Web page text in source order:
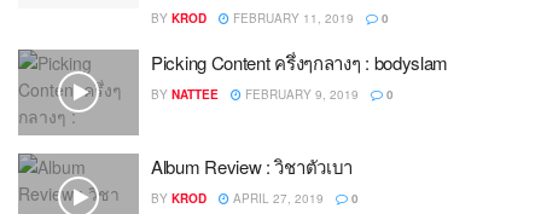
BY KROD FEBRUARY 11, 2019 0
Picking Content ครึ่งๆกลางๆ : bodyslam
BY NATTEE FEBRUARY 9, 2019 0
Album Review : วิชาตัวเบา
BY KROD APRIL 27, 2019 0